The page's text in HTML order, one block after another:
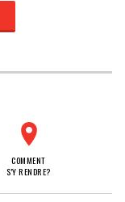
COMMENT
S'Y RENDRE?